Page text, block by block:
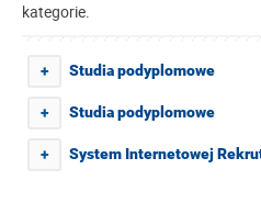
kategorie.
+ Studia podyplomowe
+ Studia podyplomowe
+ System Internetowej